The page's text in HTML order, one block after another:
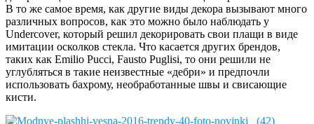
В то же самое время, как другие виды декора вызывают много
различных вопросов, как это можно было наблюдать у
Undercover, который решил декорировать свои плащи в виде
имитации осколков стекла. Что касается других брендов,
таких как Emilio Pucci, Fausto Puglisi, то они решили не
углубляться в такие неизвестные «дебри» и предпочли
использовать бахрому, необработанные швы и свисающие
кисти.